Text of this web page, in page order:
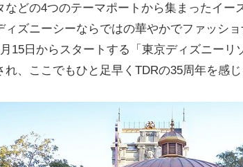
などの4つのテーマポートから集まったイ
ィズニーシーならではの華やかでファッシ
15日からスタートする「東京ディズニーリ
れ、ここでもひと足早くTDRの35周年を感じ